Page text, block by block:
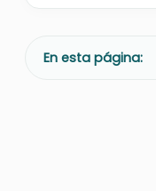
En esta página: